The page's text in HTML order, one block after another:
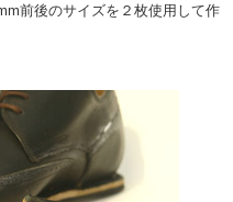
前後のサイズを２枚使用して作